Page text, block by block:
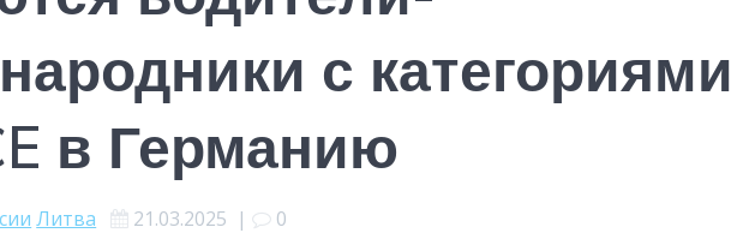
с категориями
в Германию
Литва 21.03.2025 | 0